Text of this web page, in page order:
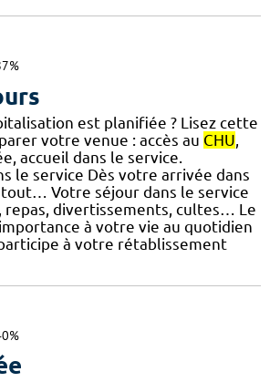
est planifiée ? Lisez cette
votre venue : accès au CHU
accueil dans le service.
le service Dès votre arrivée dans
Votre séjour dans le service
repas, divertissements, cultes… Le
à votre vie au quotidien
à votre rétablissement